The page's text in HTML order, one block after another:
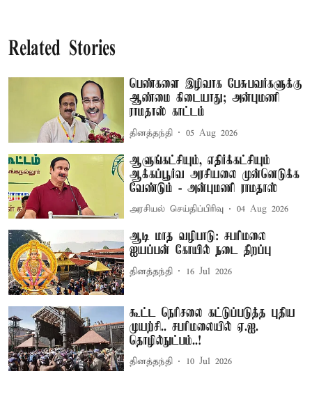
Related Stories
பெண்களை இழிவாக பேசுபவர்களுக்கு
ஆண்மை கிடையாது; அன்புமணி
ராமதாஸ் காட்டம்
தினத்தந்தி 05 Aug 2026
ஆளுங்கட்சியும், எதிர்க்கட்சியும்
ஆக்கப்பூர்வ அரசியலை முன்னெடுக்க
வேண்டும் - அன்புமணி ராமதாஸ்
அரசியல் செய்திப்பிரிவு 04 Aug 2026
ஆடி மாத வழிபாடு: சபரிமலை
ஐயப்பன் கோயில் நடை திறப்பு
தினத்தந்தி 16 Jul 2026
கூட்ட நெரிசலை கட்டுப்படுத்த புதிய
முயற்சி.. சபரிமலையில் ஏ.ஐ.
தொழில்நுட்பம்..!
தினத்தந்தி 10 Jul 2026